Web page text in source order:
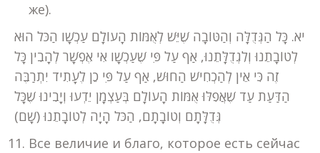
же).
יא. כָּל הַגְּדֻלָּה וְהַטּוֹבָה שֶׁיֵּשׁ לְאֻמּוֹת הָעוֹלָם עַכְשָׁו הַכֹּל הוּא
לְטוֹבָתֵנוּ וְלִגְדֻלָּתֵנוּ, אַף עַל פִּי שֶׁעַכְשָׁו אִי אֶפְשָׁר לְהָבִין כָּל
זֶה כִּי אֵין לְהַכְחִישׁ הַחוּשׁ, אַף עַל פִּי כֵן לֶעָתִיד יִתְרַבֶּה
הַדַּעַת עַד שֶׁאֲפִלּוּ אֻמּוֹת הָעוֹלָם בְּעַצְמָן יֵדְעוּ וְיָבִינוּ שֶׁכָּל
גְּדֻלָּתָם וְטוֹבָתָם, הַכֹּל הָיָה לְטוֹבָתֵנוּ (שָׁם)
Все величие и благо, которое есть сейчас